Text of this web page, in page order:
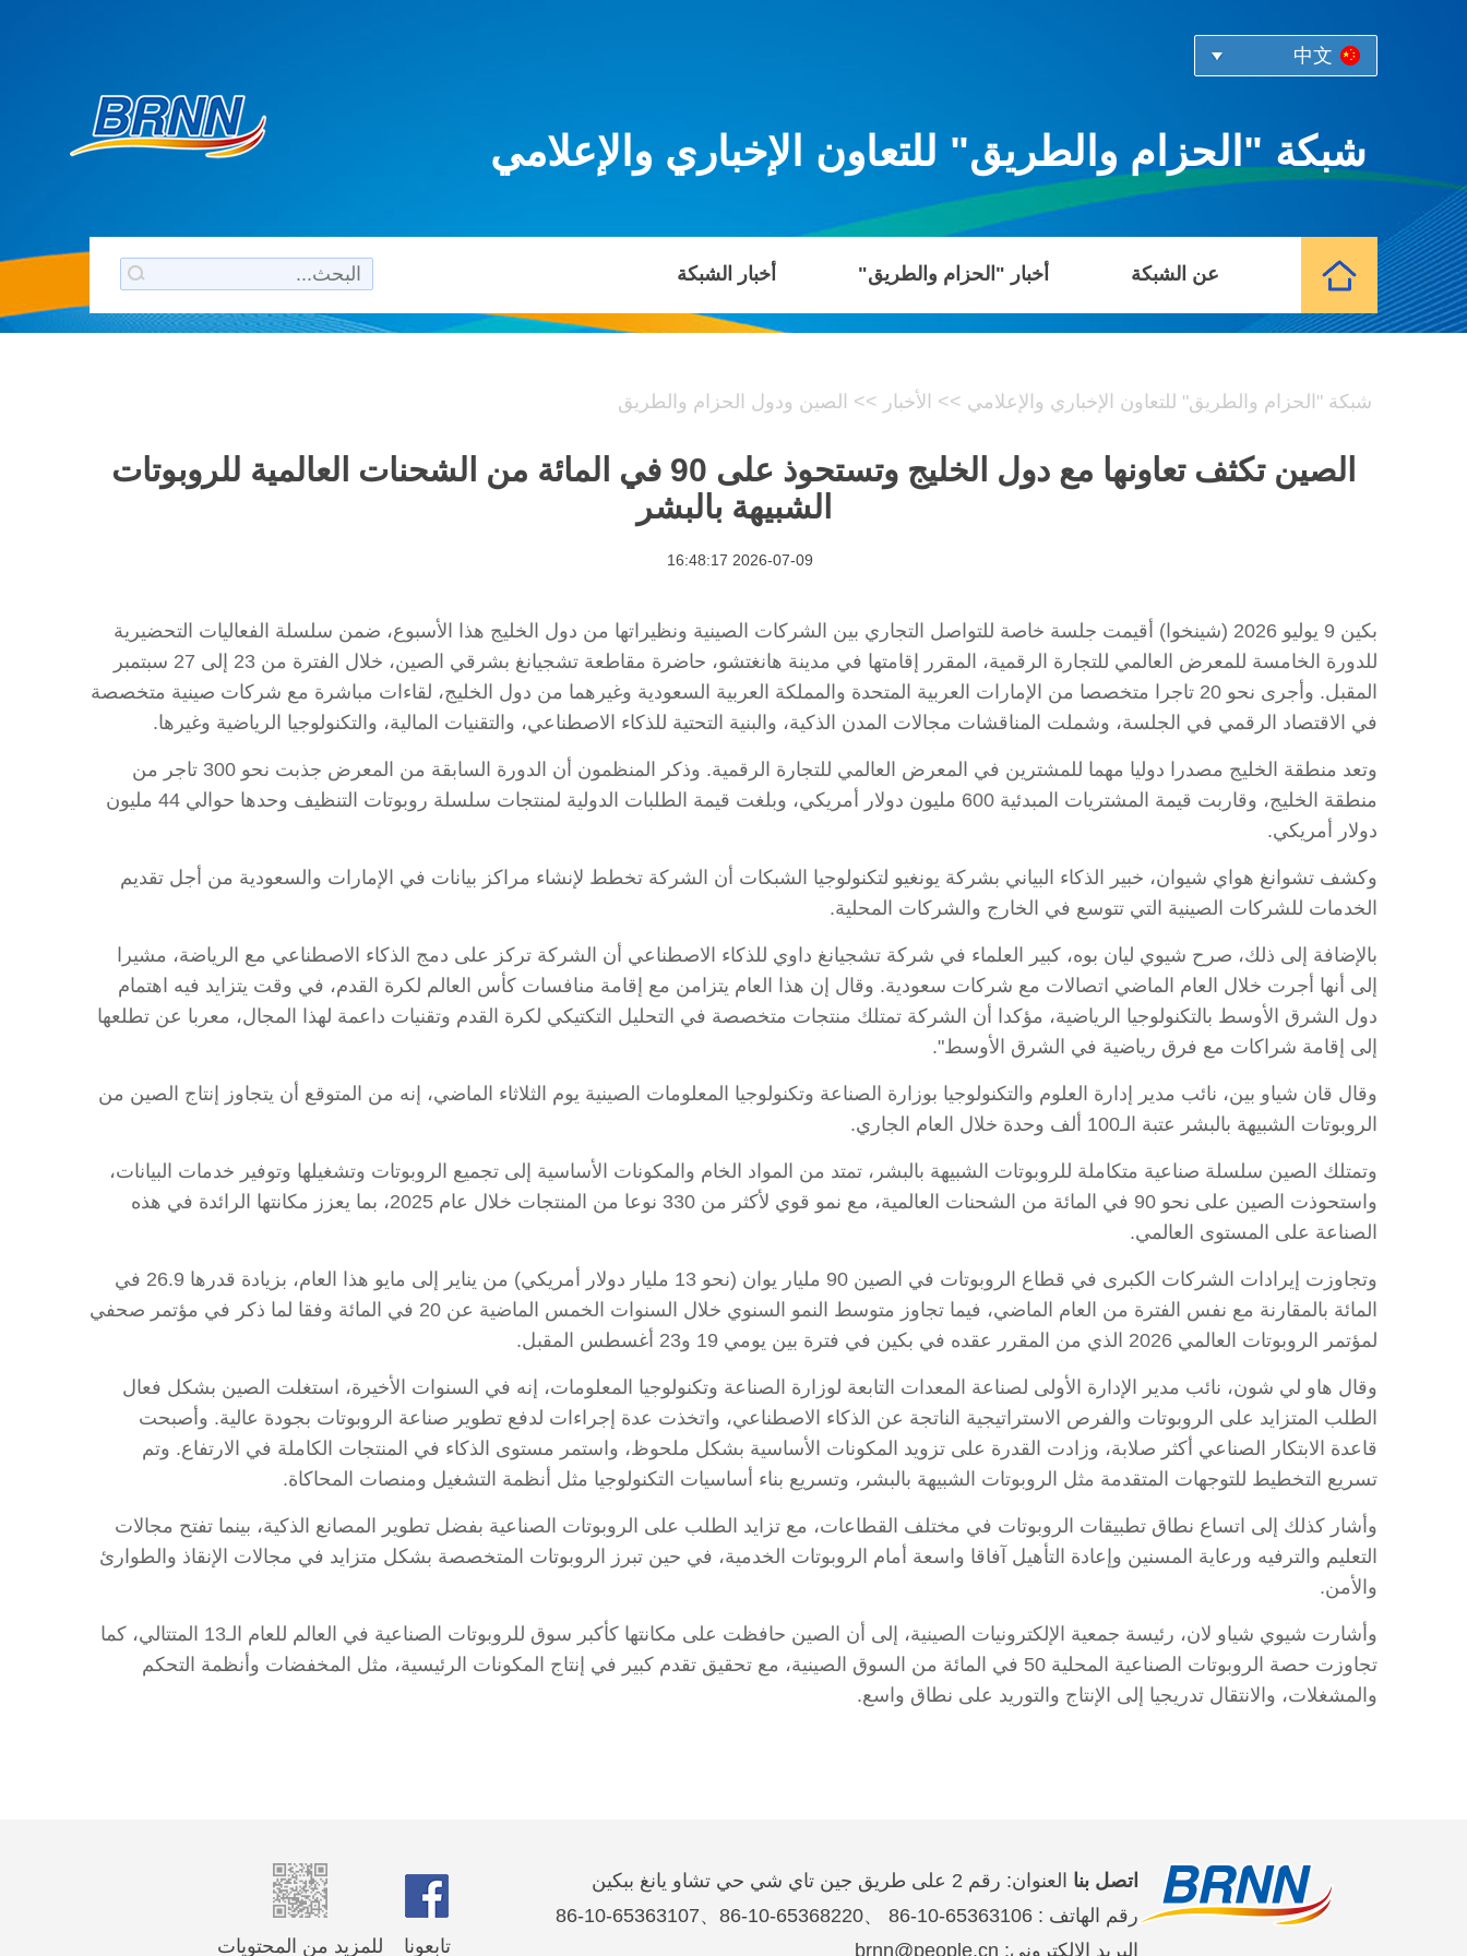
中文
شبكة "الحزام والطريق" للتعاون الإخباري والإعلامي
عن الشبكة أخبار "الحزام والطريق" أخبار الشبكة
شبكة "الحزام والطريق" للتعاون الإخباري والإعلامي >> الأخبار >> الصين ودول الحزام والطريق
الصين تكثف تعاونها مع دول الخليج وتستحوذ على 90 في المائة من الشحنات العالمية للروبوتات
الشبيهة بالبشر
2026-07-09 16:48:17
بكين 9 يوليو 2026 (شينخوا) أقيمت جلسة خاصة للتواصل التجاري بين الشركات الصينية ونظيراتها من دول الخليج هذا الأسبوع، ضمن سلسلة الفعاليات التحضيرية
للدورة الخامسة للمعرض العالمي للتجارة الرقمية، المقرر إقامتها في مدينة هانغتشو، حاضرة مقاطعة تشجيانغ بشرقي الصين، خلال الفترة من 23 إلى 27 سبتمبر
المقبل. وأجرى نحو 20 تاجرا متخصصا من الإمارات العربية المتحدة والمملكة العربية السعودية وغيرهما من دول الخليج، لقاءات مباشرة مع شركات صينية متخصصة
في الاقتصاد الرقمي في الجلسة، وشملت المناقشات مجالات المدن الذكية، والبنية التحتية للذكاء الاصطناعي، والتقنيات المالية، والتكنولوجيا الرياضية وغيرها.
وتعد منطقة الخليج مصدرا دوليا مهما للمشترين في المعرض العالمي للتجارة الرقمية. وذكر المنظمون أن الدورة السابقة من المعرض جذبت نحو 300 تاجر من
منطقة الخليج، وقاربت قيمة المشتريات المبدئية 600 مليون دولار أمريكي، وبلغت قيمة الطلبات الدولية لمنتجات سلسلة روبوتات التنظيف وحدها حوالي 44 مليون
دولار أمريكي.
وكشف تشوانغ هواي شيوان، خبير الذكاء البياني بشركة يونغيو لتكنولوجيا الشبكات أن الشركة تخطط لإنشاء مراكز بيانات في الإمارات والسعودية من أجل تقديم
الخدمات للشركات الصينية التي تتوسع في الخارج والشركات المحلية.
بالإضافة إلى ذلك، صرح شيوي ليان بوه، كبير العلماء في شركة تشجيانغ داوي للذكاء الاصطناعي أن الشركة تركز على دمج الذكاء الاصطناعي مع الرياضة، مشيرا
إلى أنها أجرت خلال العام الماضي اتصالات مع شركات سعودية. وقال إن هذا العام يتزامن مع إقامة منافسات كأس العالم لكرة القدم، في وقت يتزايد فيه اهتمام
دول الشرق الأوسط بالتكنولوجيا الرياضية، مؤكدا أن الشركة تمتلك منتجات متخصصة في التحليل التكتيكي لكرة القدم وتقنيات داعمة لهذا المجال، معربا عن تطلعها
إلى إقامة شراكات مع فرق رياضية في الشرق الأوسط".
وقال قان شياو بين، نائب مدير إدارة العلوم والتكنولوجيا بوزارة الصناعة وتكنولوجيا المعلومات الصينية يوم الثلاثاء الماضي، إنه من المتوقع أن يتجاوز إنتاج الصين من
الروبوتات الشبيهة بالبشر عتبة الـ100 ألف وحدة خلال العام الجاري.
وتمتلك الصين سلسلة صناعية متكاملة للروبوتات الشبيهة بالبشر، تمتد من المواد الخام والمكونات الأساسية إلى تجميع الروبوتات وتشغيلها وتوفير خدمات البيانات،
واستحوذت الصين على نحو 90 في المائة من الشحنات العالمية، مع نمو قوي لأكثر من 330 نوعا من المنتجات خلال عام 2025، بما يعزز مكانتها الرائدة في هذه
الصناعة على المستوى العالمي.
وتجاوزت إيرادات الشركات الكبرى في قطاع الروبوتات في الصين 90 مليار يوان (نحو 13 مليار دولار أمريكي) من يناير إلى مايو هذا العام، بزيادة قدرها 26.9 في
المائة بالمقارنة مع نفس الفترة من العام الماضي، فيما تجاوز متوسط النمو السنوي خلال السنوات الخمس الماضية عن 20 في المائة وفقا لما ذكر في مؤتمر صحفي
لمؤتمر الروبوتات العالمي 2026 الذي من المقرر عقده في بكين في فترة بين يومي 19 و23 أغسطس المقبل.
وقال هاو لي شون، نائب مدير الإدارة الأولى لصناعة المعدات التابعة لوزارة الصناعة وتكنولوجيا المعلومات، إنه في السنوات الأخيرة، استغلت الصين بشكل فعال
الطلب المتزايد على الروبوتات والفرص الاستراتيجية الناتجة عن الذكاء الاصطناعي، واتخذت عدة إجراءات لدفع تطوير صناعة الروبوتات بجودة عالية. وأصبحت
قاعدة الابتكار الصناعي أكثر صلابة، وزادت القدرة على تزويد المكونات الأساسية بشكل ملحوظ، واستمر مستوى الذكاء في المنتجات الكاملة في الارتفاع. وتم
تسريع التخطيط للتوجهات المتقدمة مثل الروبوتات الشبيهة بالبشر، وتسريع بناء أساسيات التكنولوجيا مثل أنظمة التشغيل ومنصات المحاكاة.
وأشار كذلك إلى اتساع نطاق تطبيقات الروبوتات في مختلف القطاعات، مع تزايد الطلب على الروبوتات الصناعية بفضل تطوير المصانع الذكية، بينما تفتح مجالات
التعليم والترفيه ورعاية المسنين وإعادة التأهيل آفاقا واسعة أمام الروبوتات الخدمية، في حين تبرز الروبوتات المتخصصة بشكل متزايد في مجالات الإنقاذ والطوارئ
والأمن.
وأشارت شيوي شياو لان، رئيسة جمعية الإلكترونيات الصينية، إلى أن الصين حافظت على مكانتها كأكبر سوق للروبوتات الصناعية في العالم للعام الـ13 المتتالي، كما
تجاوزت حصة الروبوتات الصناعية المحلية 50 في المائة من السوق الصينية، مع تحقيق تقدم كبير في إنتاج المكونات الرئيسية، مثل المخفضات وأنظمة التحكم
والمشغلات، والانتقال تدريجيا إلى الإنتاج والتوريد على نطاق واسع.
اتصل بنا العنوان: رقم 2 على طريق جين تاي شي حي تشاو يانغ ببكين
رقم الهاتف : 65363106-10-86 、65368220-10-86、65363107-10-86
البريد الإلكتروني: brnn@people.cn
تابعونا للمزيد من المحتويات